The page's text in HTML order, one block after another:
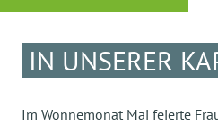
IN UNSERER
Im Wonnemonat Mai feierte